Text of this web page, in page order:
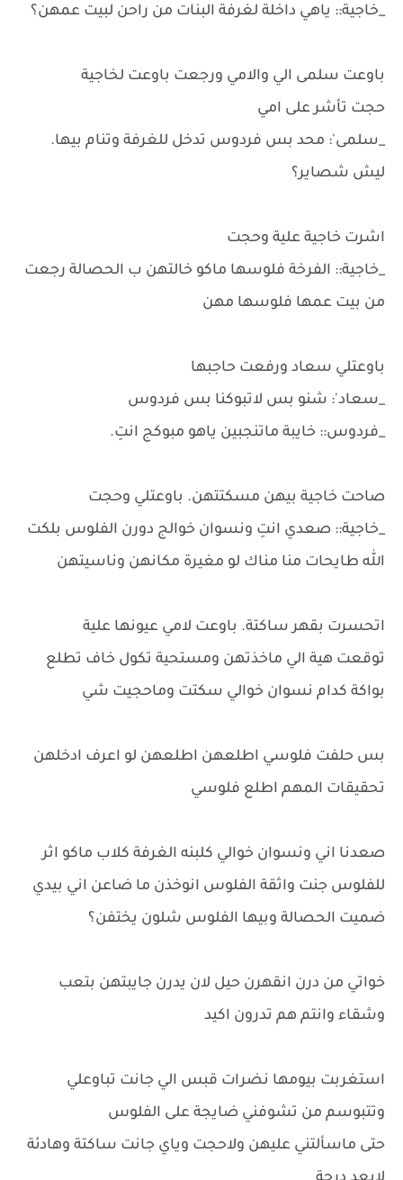
_خاجية:: ياهي داخلة لغرفة البنات من راحن لبيت عمهن؟
باوعت سلمى الي والامي ورجعت باوعت لخاجية
حجت تأشر على امي
_سلمى': محد بس فردوس تدخل للغرفة وتنام بيها.
ليش شصاير؟
اشرت خاجية علية وحجت
_خاجية:: الفرخة فلوسها ماكو خالتهن ب الحصالة رجعت
من بيت عمها فلوسها مهن
باوعتلي سعاد ورفعت حاجبها
_سعاد': شنو بس لاتبوكنا بس فردوس
_فردوس:: خايبة ماتنجبين ياهو مبوكج انتِ.
صاحت خاجية بيهن مسكتتهن. باوعتلي وحجت
_خاجية:: صعدي انتِ ونسوان خوالج دورن الفلوس بلكت
الله طايحات منا مناك لو مغيرة مكانهن وناسيتهن
اتحسرت بقهر ساكتة. باوعت لامي عيونها علية
توقعت هية الي ماخذتهن ومستحية تكول خاف تطلع
بواكة كدام نسوان خوالي سكتت وماحجيت شي
بس حلفت فلوسي اطلعهن اطلعهن لو اعرف ادخلهن
تحقيقات المهم اطلع فلوسي
صعدنا اني ونسوان خوالي كلبنه الغرفة كلاب ماكو اثر
للفلوس جنت واثقة الفلوس انوخذن ما ضاعن اني بيدي
ضميت الحصالة وبيها الفلوس شلون يختفن؟
خواتي من درن انقهرن حيل لان يدرن جايبتهن بتعب
وشقاء وانتم هم تدرون اكيد
استغربت بيومها نضرات قبس الي جانت تباوعلي
وتتبوسم من تشوفني ضايجة على الفلوس
حتى ماسألتني عليهن ولاحجت وياي جانت ساكتة وهادئة